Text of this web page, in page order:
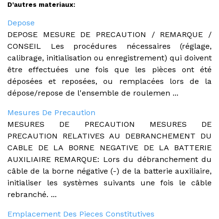
D'autres materiaux:
Depose
DEPOSE MESURE DE PRECAUTION / REMARQUE /
CONSEIL Les procédures nécessaires (réglage,
calibrage, initialisation ou enregistrement) qui doivent
être effectuées une fois que les pièces ont été
déposées et reposées, ou remplacées lors de la
dépose/repose de l'ensemble de roulemen ...
Mesures De Precaution
MESURES DE PRECAUTION MESURES DE
PRECAUTION RELATIVES AU DEBRANCHEMENT DU
CABLE DE LA BORNE NEGATIVE DE LA BATTERIE
AUXILIAIRE REMARQUE: Lors du débranchement du
câble de la borne négative (-) de la batterie auxiliaire,
initialiser les systèmes suivants une fois le câble
rebranché. ...
Emplacement Des Pieces Constitutives